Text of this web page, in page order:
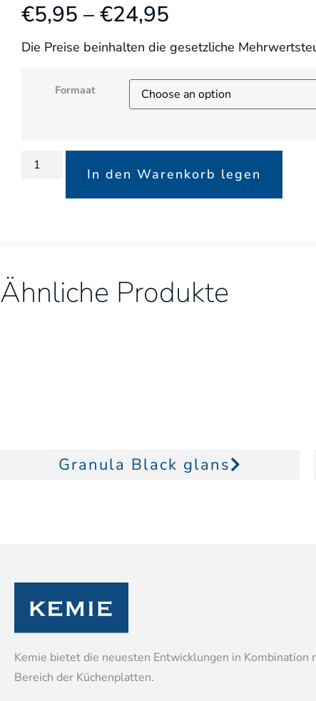
€5,95 –€24,95
Die Preise beinhalten die gesetzliche
Formaat
In den Warenkorb legen
Ähnliche Produkte
Granula Black glans
Kemie bietet die neuesten Entwicklungen in Kombination
Bereich der Küchenplatten.